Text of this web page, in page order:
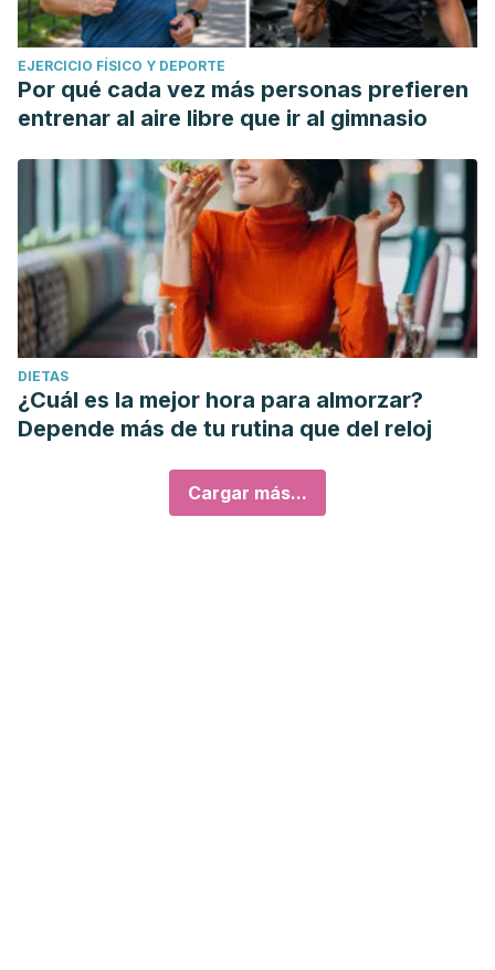
EJERCICIO FÍSICO Y DEPORTE
Por qué cada vez más personas prefieren
entrenar al aire libre que ir al gimnasio
DIETAS
¿Cuál es la mejor hora para almorzar?
Depende más de tu rutina que del reloj
Cargar más...